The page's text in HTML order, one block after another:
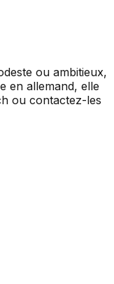
ou ambitieux,
en allemand, elle
ou contactez-les